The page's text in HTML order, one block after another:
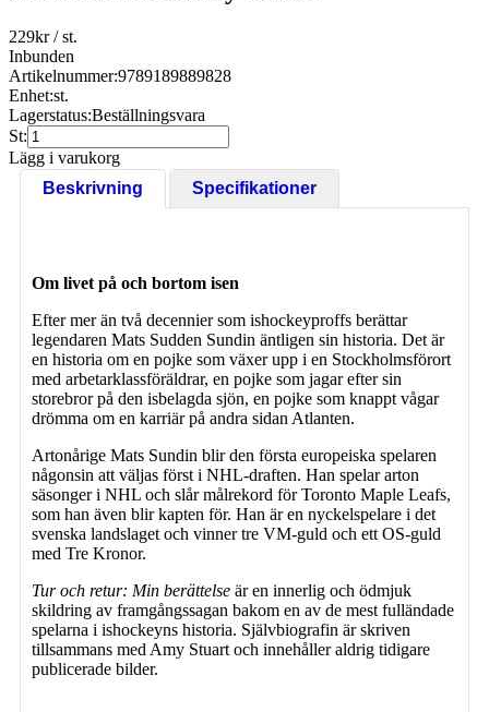
229kr/ st.
Inbunden
Artikelnummer:9789189889828
Enhet:st.
Lagerstatus:Beställningsvara
St:
Lägg i varukorg
Beskrivning
Specifikationer
Om livet på och bortom isen
Efter mer än två decennier som ishockeyproffs berättar
legendaren Mats Sudden Sundin äntligen sin historia. Det är
en historia om en pojke som växer upp i en Stockholmsförort
med arbetarklassföräldrar, en pojke som jagar efter sin
storebror på den isbelagda sjön, en pojke som knappt vågar
drömma om en karriär på andra sidan Atlanten.
Artonårige Mats Sundin blir den första europeiska spelaren
någonsin att väljas först i NHL-draften. Han spelar arton
säsonger i NHL och slår målrekord för Toronto Maple Leafs,
som han även blir kapten för. Han är en nyckelspelare i det
svenska landslaget och vinner tre VM-guld och ett OS-guld
med Tre Kronor.
Tur och retur: Min berättelse är en innerlig och ödmjuk
skildring av framgångssagan bakom en av de mest fulländade
spelarna i ishockeyns historia. Självbiografin är skriven
tillsammans med Amy Stuart och innehåller aldrig tidigare
publicerade bilder.